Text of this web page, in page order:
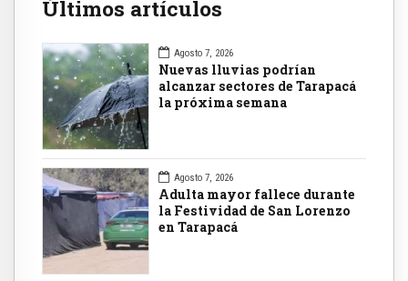
Últimos artículos
Agosto 7, 2026
Nuevas lluvias podrían
alcanzar sectores de Tarapacá
la próxima semana
Agosto 7, 2026
Adulta mayor fallece durante
la Festividad de San Lorenzo
en Tarapacá